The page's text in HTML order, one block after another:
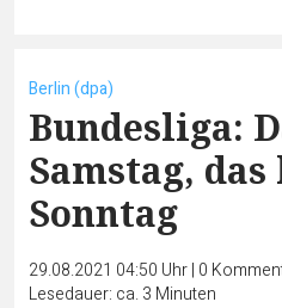
Berlin (dpa)
Bundesliga:
Samstag,
Sonntag
29.08.2021 04:50 Uhr| 0
Lesedauer: ca. 3 Minuten